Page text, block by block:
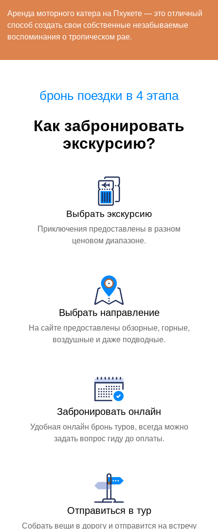
Аренда моторного катера на Пхукете — это отличный
способ создать свои собственные незабываемые
воспоминания о тропическом рае.
бронь поездки в 4 этапа
Как забронировать
экскурсию?
Выбрать экскурсию
Приключения предоставлены в разном
ценовом диапазоне.
Выбрать направление
На сайте предоставлены обзорные, горные,
воздушные и даже подводные.
Забронировать онлайн
Удобная онлайн бронь туров, всегда можно
задать вопрос гиду до оплаты.
Отправиться в тур
Собрать вещи в дорогу и отправится на встречу